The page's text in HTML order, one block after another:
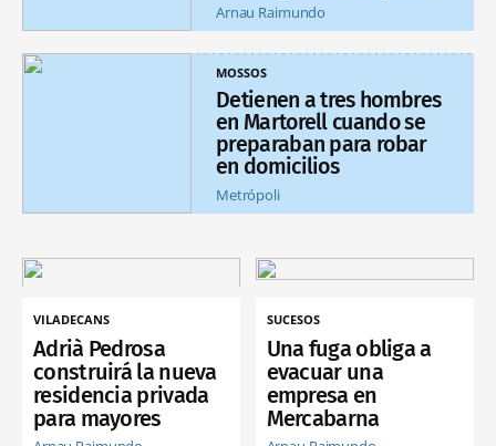
Arnau Raimundo
MOSSOS
Detienen a tres hombres
en Martorell cuando se
preparaban para robar
en domicilios
Metrópoli
VILADECANS
Adrià Pedrosa
construirá la nueva
residencia privada
para mayores
SUCESOS
Una fuga obliga a
evacuar una
empresa en
Mercabarna